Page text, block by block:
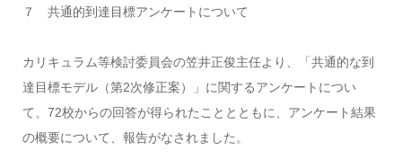
７ 共通的到達目標アンケートについて
カリキュラム等検討委員会の笠井正俊主任より、「共通的な到
達目標モデル（第2次修正案）」に関するアンケートについ
て、72校からの回答が得られたこととともに、アンケート結果
の概要について、報告がなされました。